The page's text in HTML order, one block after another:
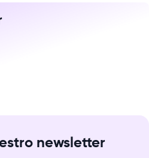
newsletter